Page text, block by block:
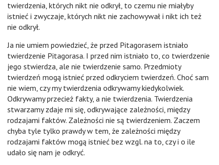
twierdzenia, których nikt nie odkrył, to czemu nie miałyby
istnieć i zwyczaje, których nikt nie zachowywał i nikt ich też
nie odkrył.
Ja nie umiem powiedzieć, że przed Pitagorasem istniało
twierdzenie Pitagorasa. I przed nim istniało to, co twierdzenie
jego stwierdza, ale nie twierdzenie samo. Przedmioty
twierdzeń mogą istnieć przed odkryciem twierdzeń. Choć sam
nie wiem, czy my twierdzenia odkrywamy kiedykolwiek.
Odkrywamy przecież fakty, a nie twierdzenia. Twierdzenia
stwarzamy zdaje mi się, odkrywające zależności, między
rodzajami faktów. Zależności nie są twierdzeniem. Zaczem
chyba tyle tylko prawdy w tem, że zależności między
rodzajami faktów mogą istnieć bez wzgl. na to, czy i o ile
udało się nam je odkryć.